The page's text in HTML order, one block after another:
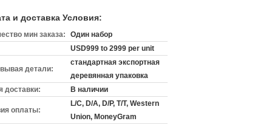
и доставка Условия:
мин заказа:
Один набор
USD999 to 2999 per unit
детали:
стандартная экспортная
деревянная упаковка
доставки:
В наличии
оплаты:
L/C, D/A, D/P, T/T, Western
Union, MoneyGram